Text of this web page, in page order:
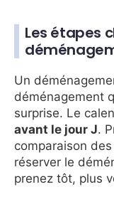
Les étapes
Un
déménagement
surprise. Le
avant le jour J.
comparaison
réserver le
prenez tôt, plus